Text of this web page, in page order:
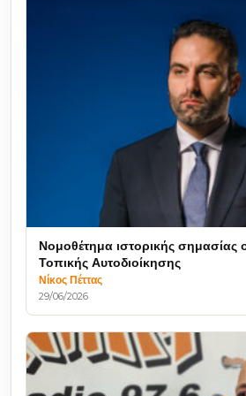
Νομοθέτημα ιστορικής σημασίας
Τοπικής Αυτοδιοίκησης
Νίκος Πέττας
29/06/2026